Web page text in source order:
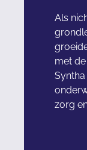
Als
met
zorg